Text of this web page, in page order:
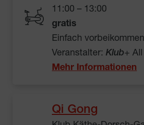
11:00 – 13:00
gratis
Einfach vorbeikommen
Veranstalter: Klub+
Mehr Informationen
Qi Gong